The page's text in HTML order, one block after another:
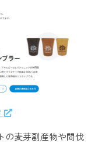
の麦芽副産物や間伐